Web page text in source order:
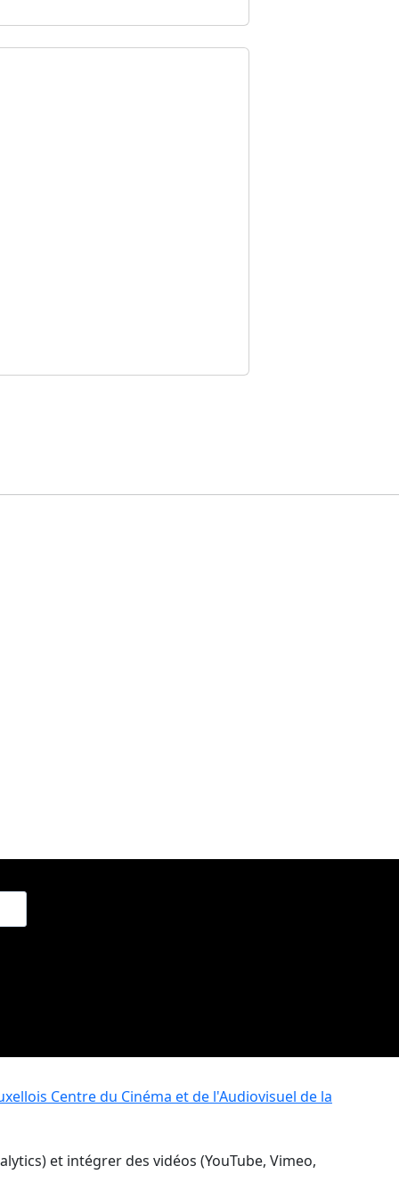
Centre du Cinéma et de l'Audiovisuel de la
et intégrer des vidéos (YouTube, Vimeo,